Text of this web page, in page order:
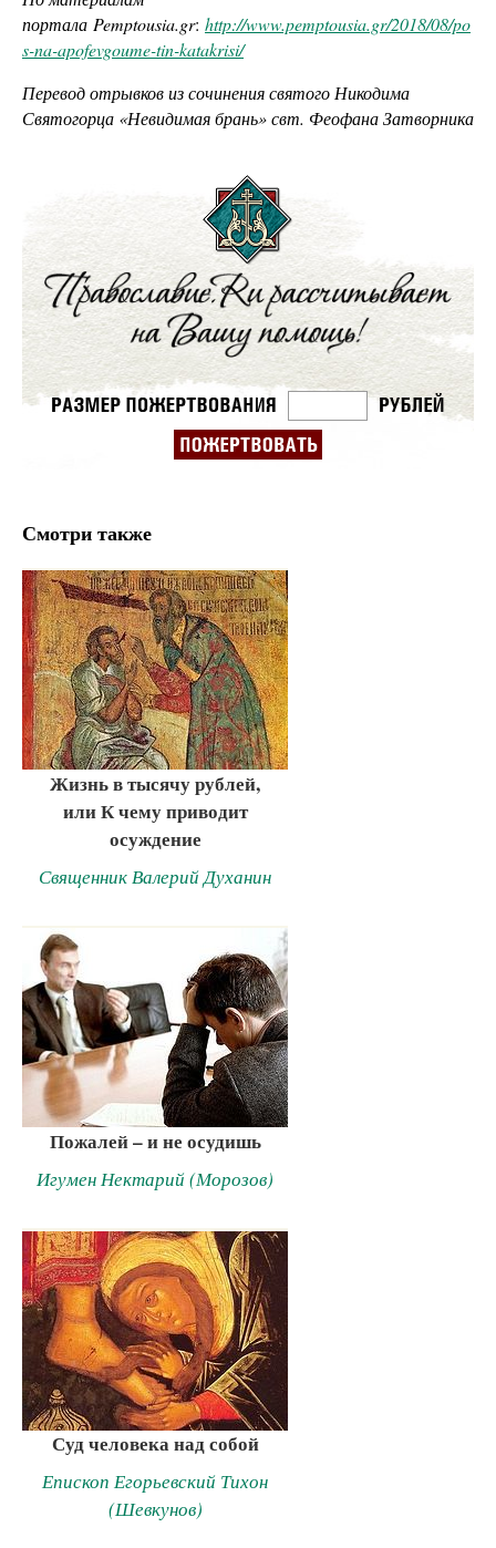
портала Pemptousia.gr: http://www.pemptousia.gr/2018/08/po
s-na-apofevgoume-tin-katakrisi/
Перевод отрывков из сочинения святого Никодима
Святогорца «Невидимая брань» свт. Феофана Затворника
Смотри также
Жизнь в тысячу рублей,
или К чему приводит
осуждение
Священник Валерий Духанин
Пожалей – и не осудишь
Игумен Нектарий (Морозов)
Суд человека над собой
Епископ Егорьевский Тихон
(Шевкунов)